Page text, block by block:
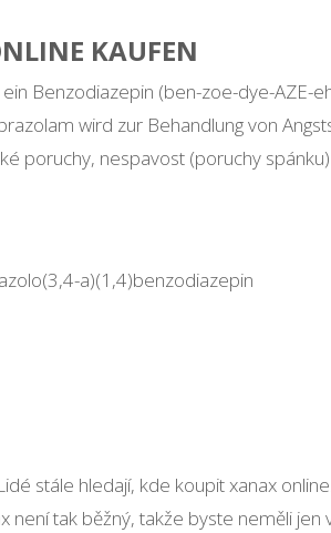
KAUFEN
Benzodiazepin (ben-zoe-dye-AZE-
wird zur Behandlung von
poruchy, nespavost (poruchy
a)(1,4)benzodiazepin
stále hledají, kde koupit xanax
tak běžný, takže byste neměli